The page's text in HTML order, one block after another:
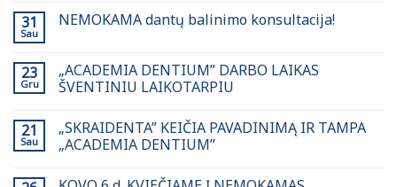
31
Sau
NEMOKAMA dantų balinimo konsultacija!
23
Gru
„ACADEMIA DENTIUM” DARBO LAIKAS
ŠVENTINIU LAIKOTARPIU
21
Sau
„SKRAIDENTA” KEIČIA PAVADINIMĄ IR TAMPA
„ACADEMIA DENTIUM”